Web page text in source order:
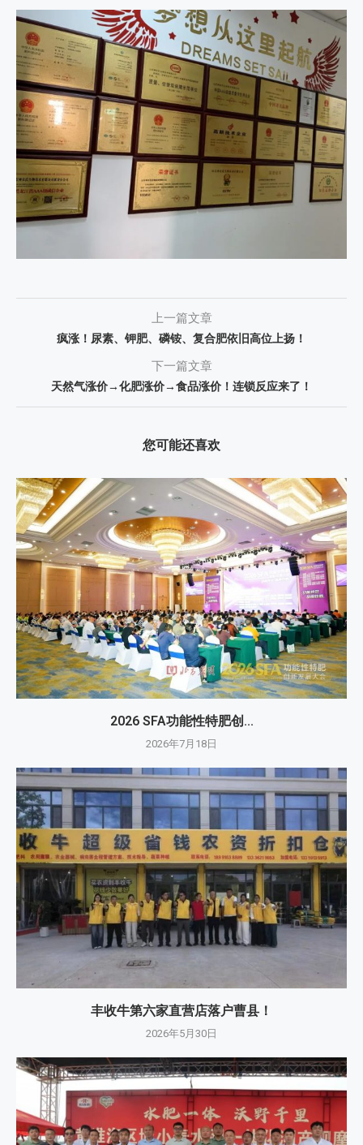
上一篇文章
疯涨！尿素、钾肥、磷铵、复合肥依旧高位上扬！
下一篇文章
天然气涨价→化肥涨价→食品涨价！连锁反应来了！
您可能还喜欢
2026 SFA功能性特肥创...
2026年7月18日
丰收牛第六家直营店落户曹县！
2026年5月30日